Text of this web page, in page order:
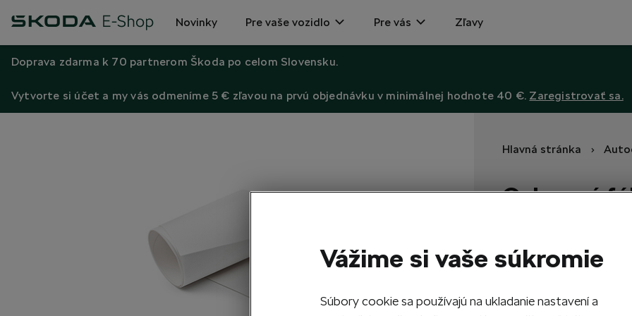
Novinky Pre vaše vozidlo Pre vás Zľavy
Doprava zdarma k 70 partnerom Škoda po celom Slovensku.
Vytvorte si účet a my vás odmeníme 5 € zľavou na prvú objednávku v minimálnej hodnote 40 €. Zaregistrovať sa.
Hlavná stránka
Ochranná
Praktický doplnkom vozidla.
35,10
Vážime si vaše súkromie
Súbory cookie sa používajú na ukladanie nastavení a